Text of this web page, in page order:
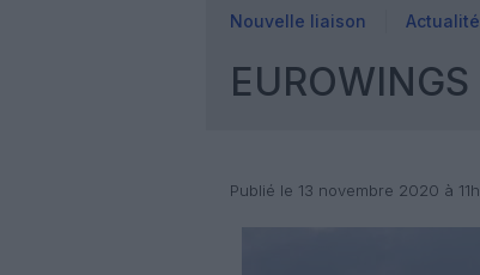
Nouvelle liaison Actualité
Publié le 13 novembre 2020 à